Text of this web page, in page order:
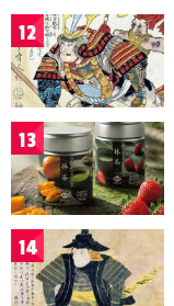
12
13
14